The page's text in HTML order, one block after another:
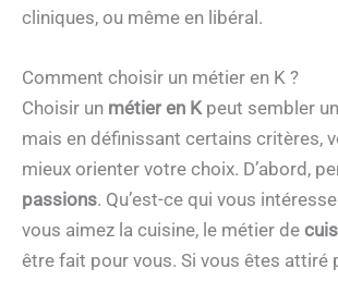
cliniques, ou même en libéral.
Comment choisir un métier en K ?
Choisir un métier en Kpeut sembler
mais en définissant certains critères,
mieux orienter votre choix. D’abord,
passions. Qu’est-ce qui vous
vous aimez la cuisine, le métier de
être fait pour vous. Si vous êtes attiré